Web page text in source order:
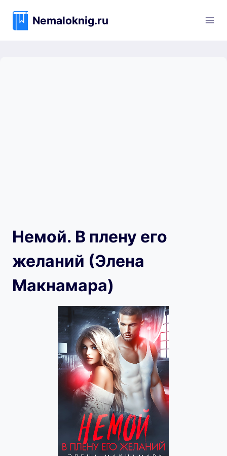
содержимому
Nemaloknig.ru
Немой. В плену его
желаний (Элена
Макнамара)